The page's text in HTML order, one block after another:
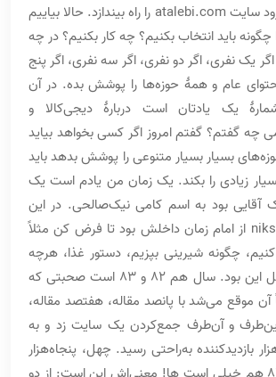
طالبی می‌خواهد برود سایت atalebi.com را راه بیندازد. حالا بیاییم
چگونه باید انتخاب بکنیم؟ چه کار بکنیم؟ در چه
یک نفری، اگر دو نفری، اگر سه نفری، اگر پنج
عام و همۀ حوزه‌ها را پوشش بده. در آن
یک یادتان است دربارۀ دیجی‌کالا و
چه گفتم؟ گفتم امروز اگر کسی بخواهد بیاید
بسیار بسیار متنوعی را پوشش بدهد باید
زیادی را بکند. یک زمان من یادم است یک
آقایی بود به اسم کامی نیک‌صالحی. در این
سایت niksalehi.com از امام زمان داخلش بود تا فرض کن مثلاً
چگونه شیرینی بپزیم، دستور غذا، هرچه
فکرش را کنید داخل این بود. سال هم 82 و 83 است صحبتی که
آن موقع می‌شد با پانصد مقاله، هفتصد مقاله،
و آن‌طرف جمع‌کردن یک سایت زد و به
بازدیدکننده به‌راحتی رسید. چهل، پنجاه‌هزار